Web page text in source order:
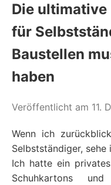
Die
für
Baustellen
haben
Veröffentlicht am 11.
Wenn ich
Selbstständiger, sehe
Ich hatte ein
Schuhkartons